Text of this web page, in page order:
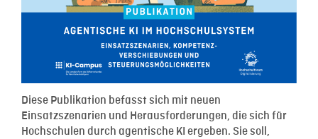
Diese Publikation befasst sich mit neuen
Einsatzszenarien und Herausforderungen, die sich für
Hochschulen durch agentische KI ergeben. Sie soll,